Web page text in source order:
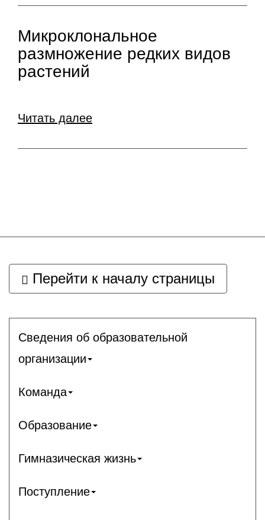
Микроклональное
размножение редких видов
растений
Читать далее
Перейти к началу страницы
Сведения об образовательной
организации
Команда
Образование
Гимназическая жизнь
Поступление